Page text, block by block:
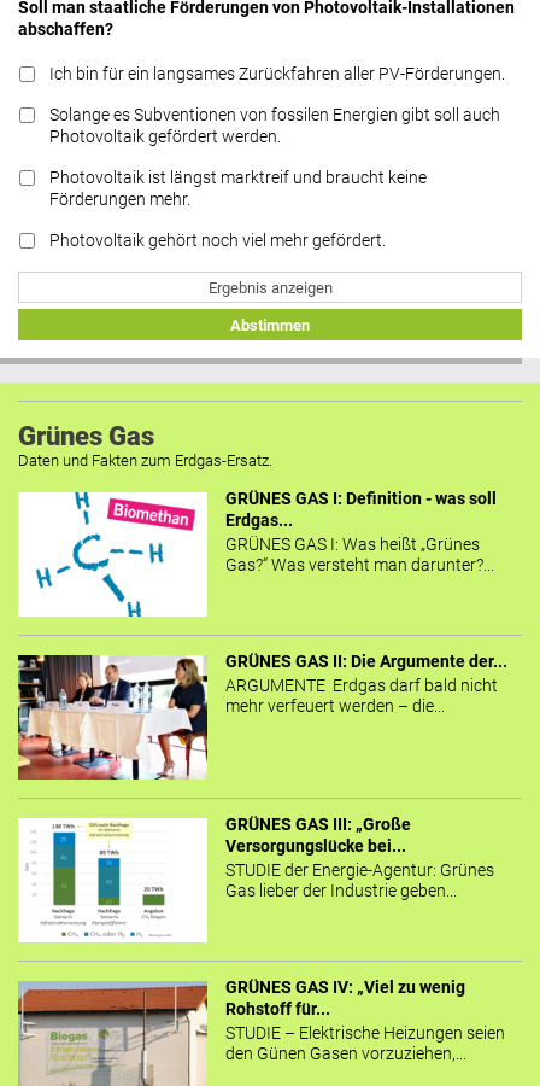
Soll man staatliche Förderungen von Photovoltaik-Installationen
abschaffen?
Ich bin für ein langsames Zurückfahren aller PV-Förderungen.
Solange es Subventionen von fossilen Energien gibt soll auch
Photovoltaik gefördert werden.
Photovoltaik ist längst marktreif und braucht keine
Förderungen mehr.
Photovoltaik gehört noch viel mehr gefördert.
Ergebnis anzeigen
Abstimmen
Grünes Gas
Daten und Fakten zum Erdgas-Ersatz.
GRÜNES GAS I: Definition - was soll
Erdgas...
GRÜNES GAS I: Was heißt „Grünes
Gas?“ Was versteht man darunter?...
GRÜNES GAS II: Die Argumente der...
ARGUMENTE Erdgas darf bald nicht
mehr verfeuert werden – die...
GRÜNES GAS III: „Große
Versorgungslücke bei...
STUDIE der Energie-Agentur: Grünes
Gas lieber der Industrie geben...
GRÜNES GAS IV: „Viel zu wenig
Rohstoff für...
STUDIE – Elektrische Heizungen seien
den Günen Gasen vorzuziehen,...